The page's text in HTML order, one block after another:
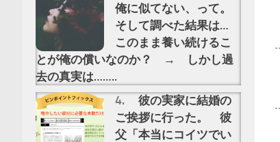
俺に似てない、って。
そして調べた結果は…
このまま養い続けるこ
とが俺の償いなのか？ → しかし過
去の真実は……..
彼の実家に結婚の
ご挨拶に行った。 彼
父「本当にコイツでい